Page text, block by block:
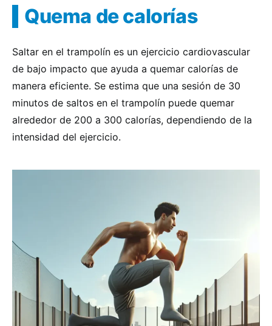
Quema de calorías
Saltar en el trampolín es un ejercicio cardiovascular
de bajo impacto que ayuda a quemar calorías de
manera eficiente. Se estima que una sesión de 30
minutos de saltos en el trampolín puede quemar
alrededor de 200 a 300 calorías, dependiendo de la
intensidad del ejercicio.